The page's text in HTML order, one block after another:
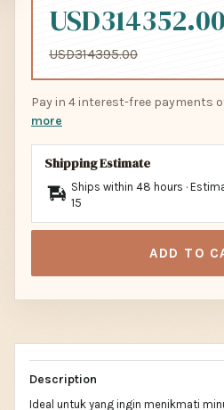
USD314352.00
USD314395.00
Pay in 4 interest-free payments
more
Shipping Estimate
Ships within 48 hours ·
15
ADD TO
Description
Ideal untuk yang ingin menikmati